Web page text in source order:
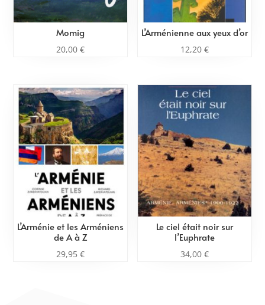
Momig
20,00€
L’Arménienne aux yeux d’or
12,20 €
L’Arménie et les Arméniens
de A à Z
29,95€
Le ciel était noir sur
l’Euphrate
34,00 €